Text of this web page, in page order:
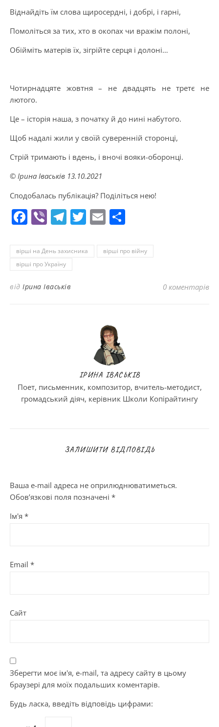
Віднайдіть їм слова щиросердні, і добрі, і гарні,
Помоліться за тих, хто в окопах чи вражім полоні,
Обійміть матерів їх, зігрійте серця і долоні…
Чотирнадцяте жовтня – не двадцять не третє не
лютого.
Це – історія наша, з початку й до нині набутого.
Щоб надалі жили у своїй суверенній сторонці,
Стрій тримають і вдень, і вночі вояки-оборонці.
© Ірина Іваськів 13.10.2021
Сподобалась публікація? Поділіться нею!
Facebook
ViberTelegram
Twitter
Email
вірші на День захисника
вірші про війну
вірші про Україну
від Ірина Іваськів 0 коментарів
ІРИНА ІВАСЬКІВ
Поет, письменник, композитор, вчитель-методист,
громадський діяч, керівник Школи Копірайтингу
ЗАЛИШИТИ ВІДПОВІДЬ
Ваша e-mail адреса не оприлюднюватиметься.
Обов’язкові поля позначені *
Ім'я *
Email *
Сайт
Зберегти моє ім'я, e-mail, та адресу сайту в цьому
браузері для моїх подальших коментарів.
Будь ласка, введіть відповідь цифрами: